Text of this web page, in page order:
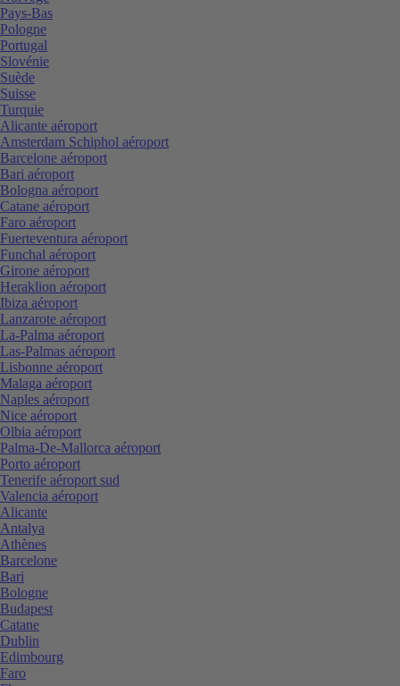
Pays-Bas
Pologne
Portugal
Slovénie
Suède
Suisse
Turquie
Alicante aéroport
Amsterdam Schiphol aéroport
Barcelone aéroport
Bari aéroport
Bologna aéroport
Catane aéroport
Faro aéroport
Fuerteventura aéroport
Funchal aéroport
Girone aéroport
Heraklion aéroport
Ibiza aéroport
Lanzarote aéroport
La-Palma aéroport
Las-Palmas aéroport
Lisbonne aéroport
Malaga aéroport
Naples aéroport
Nice aéroport
Olbia aéroport
Palma-De-Mallorca aéroport
Porto aéroport
Tenerife aéroport sud
Valencia aéroport
Alicante
Antalya
Athènes
Barcelone
Bari
Bologne
Budapest
Catane
Dublin
Edimbourg
Faro